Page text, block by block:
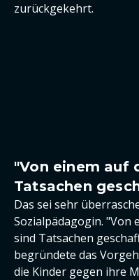
zurückgekehrt.
"Von einem auf
Tatsachen
Das sei sehr
Sozialpädagogin. "Von
sind Tatsachen
begründete das
die Kinder gegen ihre